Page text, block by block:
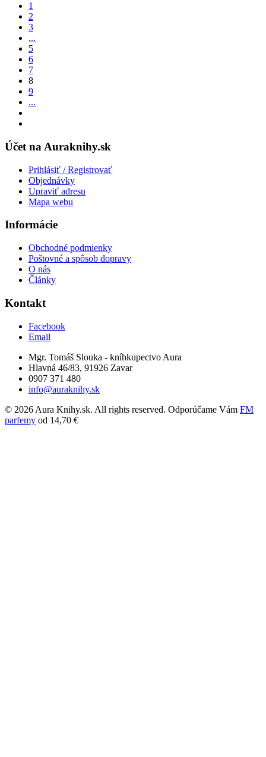
1
2
3
...
5
6
7
8
9
...
Účet na Auraknihy.sk
Prihlásiť / Registrovať
Objednávky
Upraviť adresu
Mapa webu
Informácie
Obchodné podmienky
Poštovné a spôsob dopravy
O nás
Články
Kontakt
Facebook
Email
Mgr. Tomáš Slouka - kníhkupectvo Aura
Hlavná 46/83, 91926 Zavar
0907 371 480
info@auraknihy.sk
© 2026 Aura Knihy.sk. All rights reserved. Odporúčame Vám FM
parfemy od 14,70 €